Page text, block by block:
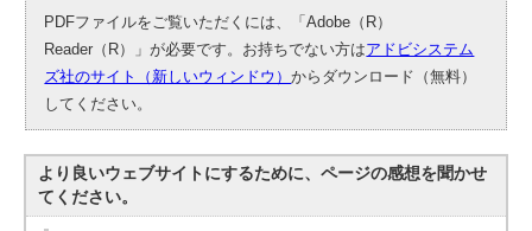
PDFファイルをご覧いただくには、「Adobe（R）
Reader（R）」が必要です。お持ちでない方はアドビシステム
ズ社のサイト（新しいウィンドウ）からダウンロード（無料）
してください。
より良いウェブサイトにするために、ページの感想を聞かせ
てください。